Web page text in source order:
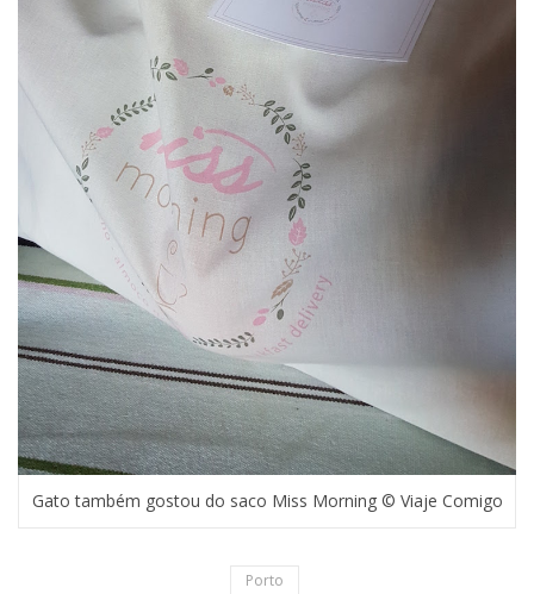
Gato também gostou do saco Miss Morning © Viaje Comigo
Porto